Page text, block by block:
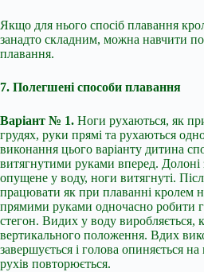
Якщо для нього спосіб плавання
занадто складним, можна навчити
плавання.
7. Полегшені способи плавання
Варіант № 1. Ноги рухаються, як
грудях, руки прямі та рухаються
виконання цього варіанту дитина
витягнутими руками вперед. Долоні
опущене у воду, ноги витягнуті.
працювати як при плаванні кролем
прямими руками одночасно робити
стегон. Видих у воду виробляється,
вертикального положення. Вдих
завершується і голова опиняється
рухів повторюється.